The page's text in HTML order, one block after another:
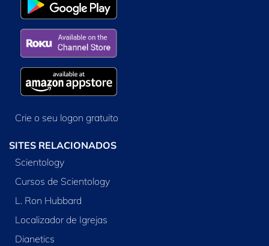
Crie o seu logon gratuito
SITES RELACIONADOS
Scientology
Cursos de Scientology
L. Ron Hubbard
Localizador de Igrejas
Dianetics